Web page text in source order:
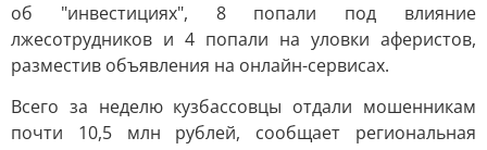
об "инвестициях", 8 попали под влияние
лжесотрудников и 4 попали на уловки аферистов,
разместив объявления на онлайн-сервисах.
Всего за неделю кузбассовцы отдали мошенникам
почти 10,5 млн рублей, сообщает региональная